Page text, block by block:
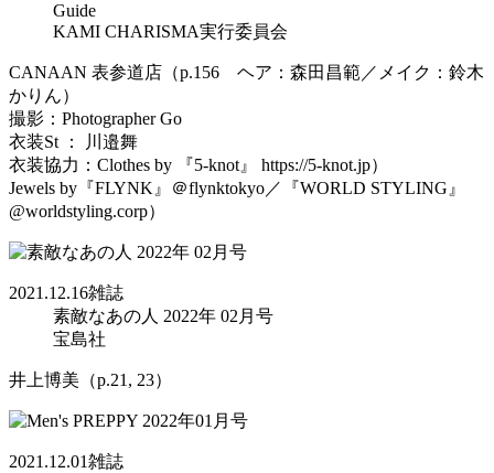
Guide
KAMI CHARISMA実行委員会
CANAAN 表参道店（p.156 ヘア：森田昌範／メイク：鈴木
かりん）
撮影：Photographer Go
衣装St ： 川邉舞
衣装協力：Clothes by 『5-knot』 https://5-knot.jp）
Jewels by『FLYNK』＠flynktokyo／『WORLD STYLING』
@worldstyling.corp）
2021.12.16雑誌
素敵なあの人 2022年 02月号
宝島社
井上博美（p.21, 23）
2021.12.01雑誌